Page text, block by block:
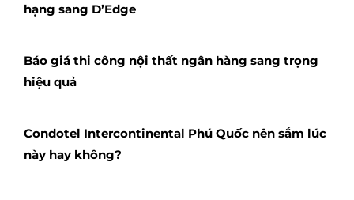
hạng sang D’Edge
Báo giá thi công nội thất ngân hàng sang trọng
hiệu quả
Condotel Intercontinental Phú Quốc nên sắm lúc
này hay không?